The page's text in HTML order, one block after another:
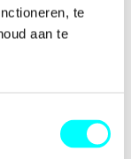
te
aan te
occurred while